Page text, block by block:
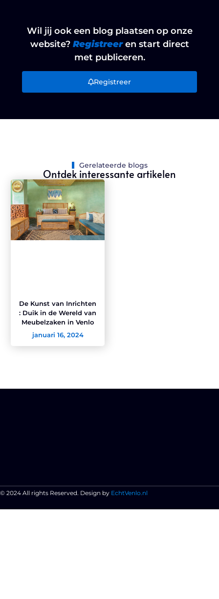
Wil jij ook een blog plaatsen op onze
website? Registreer en start direct
met publiceren.
Registreer
Gerelateerde blogs
Ontdek interessante artikelen
De Kunst van Inrichten
: Duik in de Wereld van
Meubelzaken in Venlo
januari 16, 2024
© 2024 All rights Reserved. Design by EchtVenlo.nl